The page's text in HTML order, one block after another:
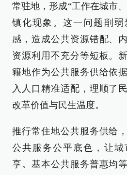
常驻地，形成“工作在城市
镇化现象。这一问题削
感，造成公共资源错配、
资源利用不充分等短板。
籍地作为公共服务供给依
入人口精准适配，理顺了
改革价值与民生温度。
推行常住地公共服务供给
公共服务公平底色，让
享。基本公共服务普惠均